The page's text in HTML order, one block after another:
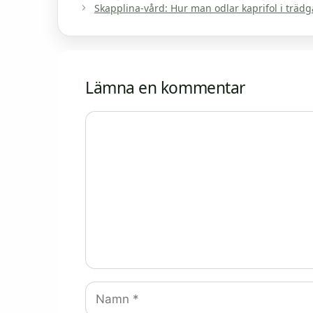
Skapplina-vård: Hur man odlar kaprifol i
Lämna en kommentar
Kommentar
Namn